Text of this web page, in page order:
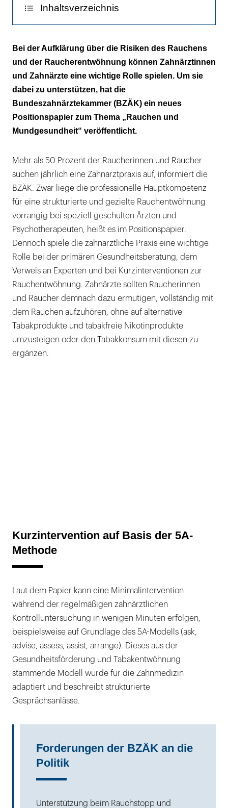
Inhaltsverzeichnis
Kurzintervention auf Basis der 5A-Methode
Bei der Aufklärung über die Risiken des Rauchens
und der Raucherentwöhnung können Zahnärztinnen
und Zahnärzte eine wichtige Rolle spielen. Um sie
dabei zu unterstützen, hat die
Bundeszahnärztekammer (BZÄK) ein neues
Positionspapier zum Thema „Rauchen und
Mundgesundheit“ veröffentlicht.
Mehr als 50 Prozent der Raucherinnen und Raucher
suchen jährlich eine Zahnarztpraxis auf, informiert die
BZÄK. Zwar liege die professionelle Hauptkompetenz
für eine strukturierte und gezielte Rauchentwöhnung
vorrangig bei speziell geschulten Ärzten und
Psychotherapeuten, heißt es im Positionspapier.
Dennoch spiele die zahnärztliche Praxis eine wichtige
Rolle bei der primären Gesundheitsberatung, dem
Verweis an Experten und bei Kurzinterventionen zur
Rauchentwöhnung. Zahnärzte sollten Raucherinnen
und Raucher demnach dazu ermutigen, vollständig mit
dem Rauchen aufzuhören, ohne auf alternative
Tabakprodukte und tabakfreie Nikotinprodukte
umzusteigen oder den Tabakkonsum mit diesen zu
ergänzen.
Kurzintervention auf Basis der 5A-
Methode
Laut dem Papier kann eine Minimalintervention
während der regelmäßigen zahnärztlichen
Kontrolluntersuchung in wenigen Minuten erfolgen,
beispielsweise auf Grundlage des 5A-Modells (ask,
advise, assess, assist, arrange). Dieses aus der
Gesundheitsförderung und Tabakentwöhnung
stammende Modell wurde für die Zahnmedizin
adaptiert und beschreibt strukturierte
Gesprächsanlässe.
Forderungen der BZÄK an die
Politik
Unterstützung beim Rauchstopp und